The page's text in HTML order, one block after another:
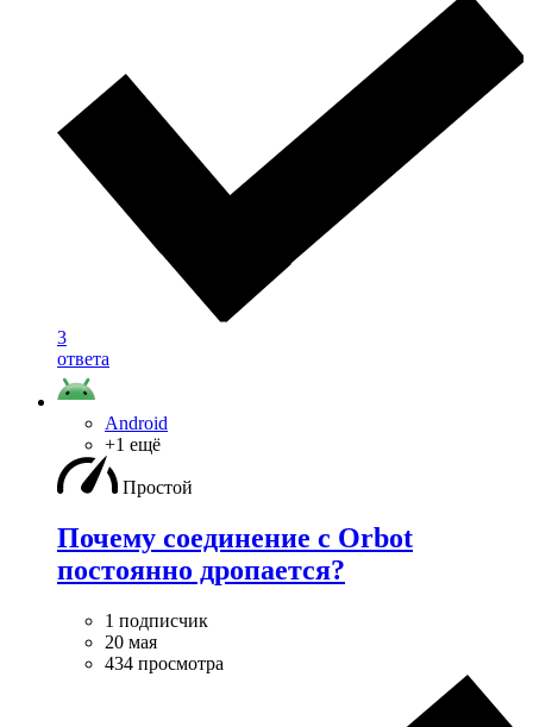
3
ответа
Android
+1 ещё
Простой
Почему соединение с Orbot
постоянно дропается?
1 подписчик
20 мая
434 просмотра